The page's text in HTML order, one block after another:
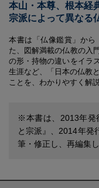
本山・本尊、根本経
宗派によって異なる
本書は「仏像鑑賞」から
た、図解満載の仏教の入
の形・持物の違いをイラ
生涯など、「日本の仏教
ことを、わかりやすく解説
※本書は、2013年
と宗派』、2014年
筆・修正し、再編集